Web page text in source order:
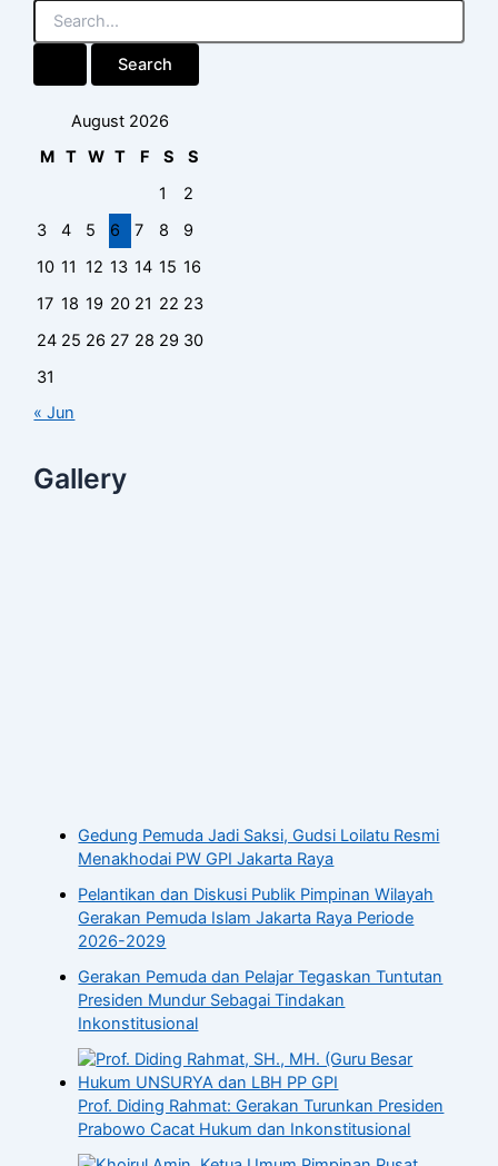
August 2026
M T W T F S
S
1
2
3
4 5 6 7 8
9
10 11 12 13 14 15 16
17 18 19 20 21 22 23
24 25 26 27 28 29 30
31
« Jun
Gallery
Gedung Pemuda Jadi Saksi, Gudsi Loilatu Resmi
Menakhodai PW GPI Jakarta Raya
Pelantikan dan Diskusi Publik Pimpinan Wilayah
Gerakan Pemuda Islam Jakarta Raya Periode
2026-2029
Gerakan Pemuda dan Pelajar Tegaskan Tuntutan
Presiden Mundur Sebagai Tindakan
Inkonstitusional
Prof. Diding Rahmat: Gerakan Turunkan Presiden
Prabowo Cacat Hukum dan Inkonstitusional